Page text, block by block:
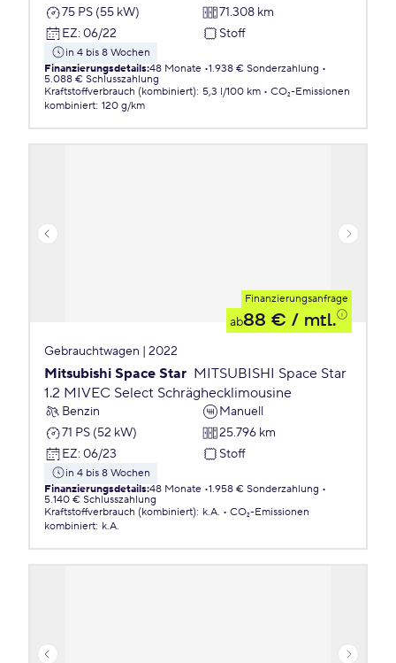
75 PS (55 kW)
71.308 km
EZ: 06/22 Stoff
in 4 bis 8 Wochen
Finanzierungsdetails:48 Monate 1.938 € Sonderzahlung
5.088 € Schlusszahlung
Kraftstoffverbrauch (kombiniert): 5,3 l/100 km
CO₂-Emissionen
kombiniert: 120 g/km
Finanzierungsanfrage
ab88 € / mtl.
Gebrauchtwagen | 2022
Mitsubishi Space Star MITSUBISHI Space Star
1.2 MIVEC Select Schräghecklimousine
Benzin
Manuell
71 PS (52 kW)
25.796 km
EZ: 06/23 Stoff
in 4 bis 8 Wochen
Finanzierungsdetails:48 Monate 1.958 € Sonderzahlung
5.140 € Schlusszahlung
Kraftstoffverbrauch (kombiniert): k.A.
CO₂-Emissionen
kombiniert: k.A.